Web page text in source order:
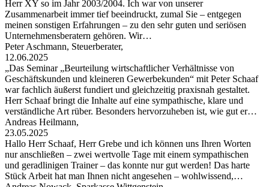
Herr XY so im Jahr 2003/2004. Ich war von unserer
Zusammenarbeit immer tief beeindruckt, zumal Sie – entgegen
meinen sonstigen Erfahrungen – zu den sehr guten und seriösen
Unternehmensberatern gehören. Wir…
Peter Aschmann, Steuerberater,
12.06.2025
„Das Seminar „Beurteilung wirtschaftlicher Verhältnisse von
Geschäftskunden und kleineren Gewerbekunden“ mit Peter Schaaf
war fachlich äußerst fundiert und gleichzeitig praxisnah gestaltet.
Herr Schaaf bringt die Inhalte auf eine sympathische, klare und
verständliche Art rüber. Besonders hervorzuheben ist, wie gut er…
Andreas Heilmann,
23.05.2025
Hallo Herr Schaaf, Herr Grebe und ich können uns Ihren Worten
nur anschließen – zwei wertvolle Tage mit einem sympathischen
und geradlinigen Trainer – das konnte nur gut werden! Das harte
Stück Arbeit hat man Ihnen nicht angesehen – wohlwissend,…